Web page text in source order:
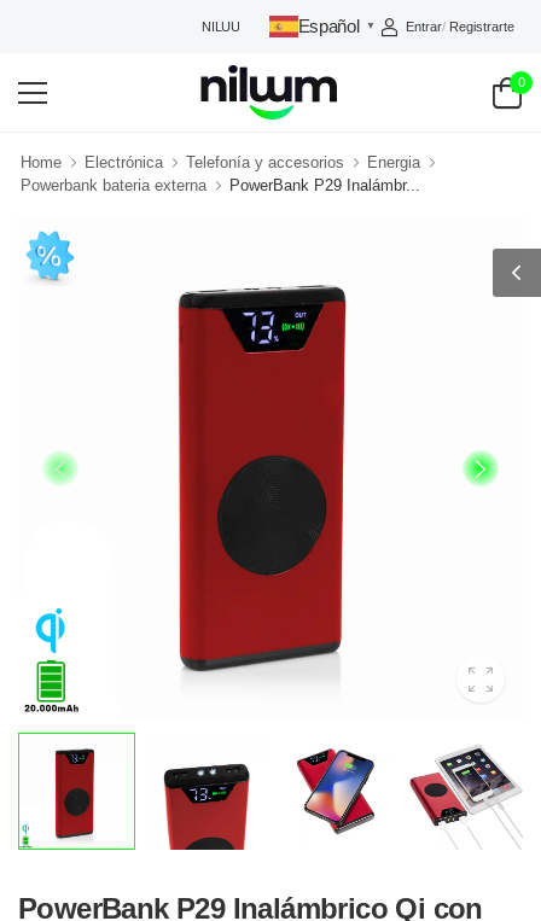
NILUUM: TU TIENDA DE CONFIANZA
Español ▼ Entrar/ Registrarte
0
Home Electrónica Telefonía y accesorios
Energia
Powerbank bateria externa
PowerBank P29 Inalámbr...
PowerBank P29 Inalámbrico Qi con